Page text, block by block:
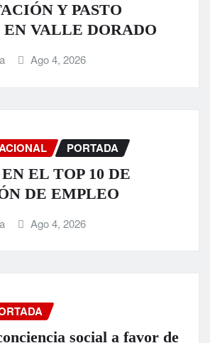
Y PASTO
VALLE DORADO
Ago 4, 2026
PORTADA
EL TOP 10 DE
DE EMPLEO
Ago 4, 2026
social a favor de